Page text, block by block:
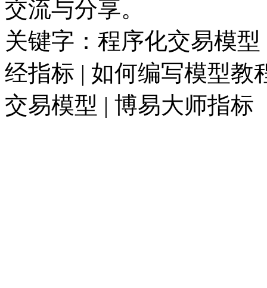
交流与分享。
关键字：程序化交易模
经指标 | 如何编写模型教
交易模型 | 博易大师指标